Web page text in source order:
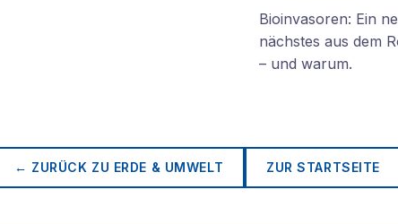
Bioinvasoren: Ein
nächstes aus dem
– und warum.
← ZURÜCK ZU ERDE & UMWELT ZUR STARTSEITE